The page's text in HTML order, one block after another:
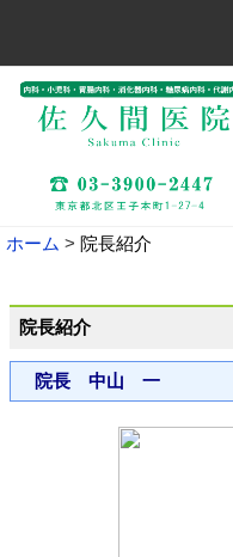
ホーム 院長紹介
院長紹介
院長 中山 一